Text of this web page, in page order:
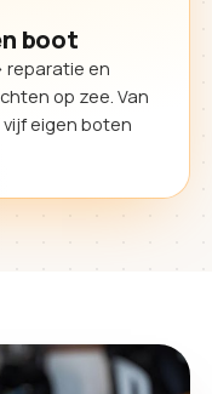
boot
reparatie en
op zee. Van
eigen boten